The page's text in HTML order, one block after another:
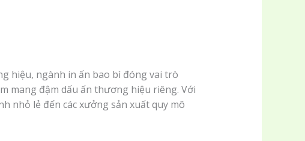
hiệu, ngành in ấn bao bì đóng vai trò
mang đậm dấu ấn thương hiệu riêng. Với
nhỏ lẻ đến các xưởng sản xuất quy mô